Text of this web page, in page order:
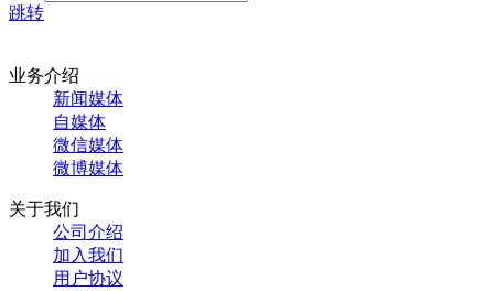
跳转
业务介绍
新闻媒体
自媒体
微信媒体
微博媒体
关于我们
公司介绍
加入我们
用户协议